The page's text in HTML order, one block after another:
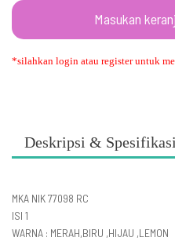
Masukan
*silahkan login atau register untuk
Deskripsi & Spesifikasi
MKA NIK 77098 RC
ISI 1
WARNA : MERAH,BIRU ,HIJAU ,LEMON